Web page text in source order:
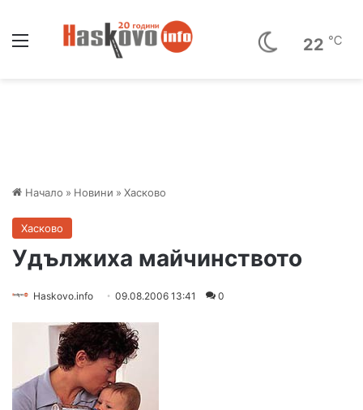
22 ℃
Начало » Новини » Хасково
Хасково
Удължиха майчинството
Haskovo.info 09.08.2006 13:41 0